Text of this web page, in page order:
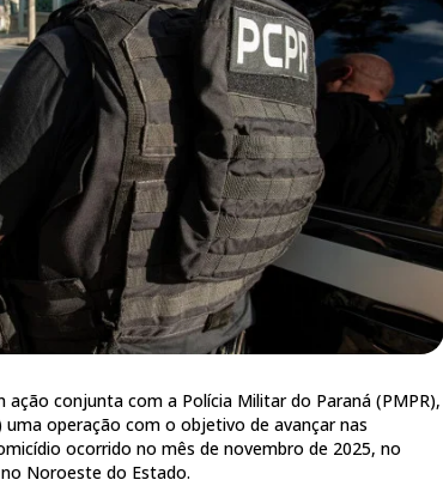
ação conjunta com a Polícia Militar do Paraná (PMPR),
operação com o objetivo de avançar nas
ocorrido no mês de novembro de 2025, no
Noroeste do Estado.